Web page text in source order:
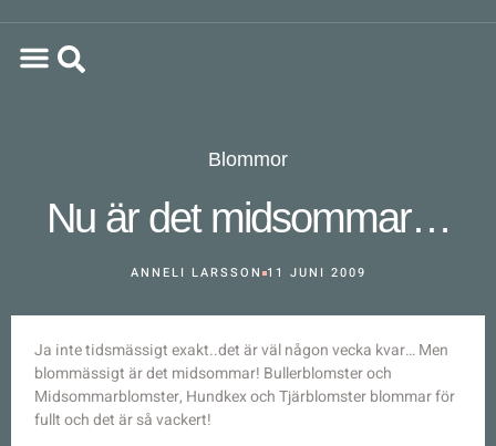
Blommor
Nu är det midsommar…
ANNELI LARSSON 11 JUNI 2009
Ja inte tidsmässigt exakt..det är väl någon vecka kvar… Men
blommässigt är det midsommar! Bullerblomster och
Midsommarblomster, Hundkex och Tjärblomster blommar för
fullt och det är så vackert!